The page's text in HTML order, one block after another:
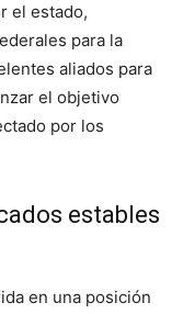
el estado,
para la
aliados para
el objetivo
por los
estables
en una posición